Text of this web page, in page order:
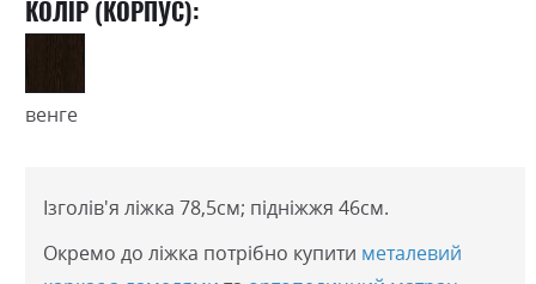
КОЛІР (КОРПУС):
венге
Ізголів'я ліжка 78,5см; підніжжя 46см.
Окремо до ліжка потрібно купити металевий